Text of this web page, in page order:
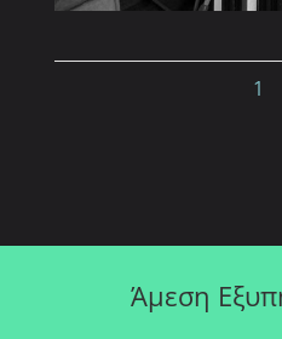
1
Άμεση